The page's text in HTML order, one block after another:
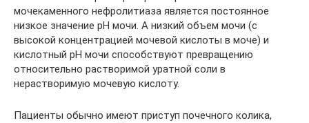
мочекаменного нефролитиаза является постоянное
низкое значение рН мочи. А низкий объем мочи (с
высокой концентрацией мочевой кислоты в моче) и
кислотный pH мочи способствуют превращению
относительно растворимой уратной соли в
нерастворимую мочевую кислоту.
Пациенты обычно имеют приступ почечного колика,